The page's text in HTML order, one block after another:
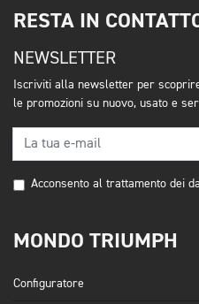
RESTA IN
NEWSLETTER
Iscriviti alla newsletter per
le promozioni su nuovo, usato e
Acconsento al trattamento dei
MONDO TRIUMPH
Configuratore